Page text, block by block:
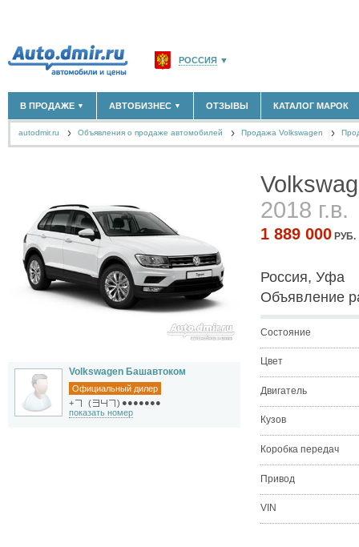
РОССИЯ ▼
САНКТ-ПЕТЕРБУРГ И ОБЛАСТЬ(14298)
КРАСНОДАРСКИЙ КРАЙ(5619)
(11)
СПИСОК ВСЕХ РЕГИОНОВ
В ПРОДАЖЕ ▼
НОВЫЕ АВТОМОБИЛИ (30122)
АВТОБИЗНЕС ▼
ОФИЦИАЛЬНЫЕ ДИЛЕРЫ
(1347)
ЗАПЧАСТИ
ЗАПРАВКИ(1737)
АРЕНДА
+ ДОБАВИТЬ КОМПАНИЮ
СПЕЦИАЛИСТЫ (890)
ОТЗЫВЫ КАТАЛОГ МАРОК
autodmir.ru Объявления о продаже автомобилей Продажа Volkswagen
Volkswagen Башавтоком
Официальный дилер
+
( ) ●●●●●●●
показать номер
2018 г.в.
1 889 000 РУБ.
Россия, Уфа
Объявление
Состояние
Цвет
Двигатель
Кузов
Коробка передач
Привод
VIN